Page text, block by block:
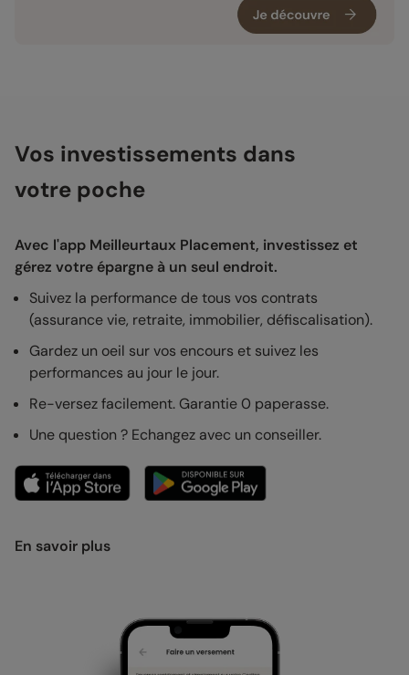
Vos investissements dans
votre poche
Avec l'app Meilleurtaux Placement, investissez et
gérez votre épargne à un seul endroit.
Suivez la performance de tous vos contrats
(assurance vie, retraite, immobilier, défiscalisation).
Gardez un oeil sur vos encours et suivez les
performances au jour le jour.
Re-versez facilement. Garantie 0 paperasse.
Une question ? Echangez avec un conseiller.
En savoir plus